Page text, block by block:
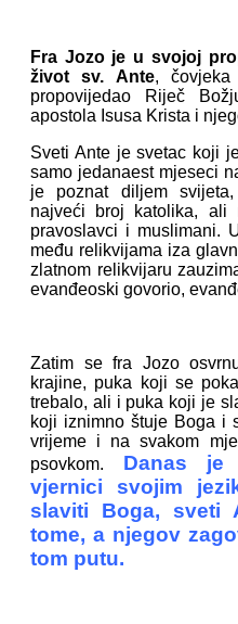
Fra Jozo je u svojoj
život sv. Ante,
propovijedao Riječ
apostola Isusa Krista i
Sveti Ante je svetac koji
samo jedanaest mjeseci
je poznat diljem
najveći broj katolika,
pravoslavci i muslimani.
među relikvijama iza
zlatnom relikvijaru
evanđeoski govorio,
Zatim se fra Jozo
krajine, puka koji se
trebalo, ali i puka koji je
koji iznimno štuje Boga i
vrijeme i na svakom
psovkom. Danas je
vjernici svojim
slaviti Boga, sveti
tome, a njegov
tom putu.